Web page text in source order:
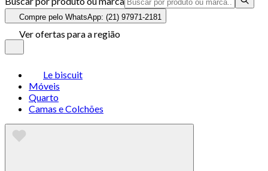
Compre pelo WhatsApp: (21) 97971-2181
Ver ofertas para a região
Le biscuit
Móveis
Quarto
Camas e Colchões